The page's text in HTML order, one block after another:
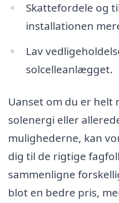
Skattefordele og
installationen
Lav
solcelleanlægget.
Uanset om du er helt
solenergi eller
mulighederne, kan
dig til de rigtige
sammenligne
blot en bedre pris,